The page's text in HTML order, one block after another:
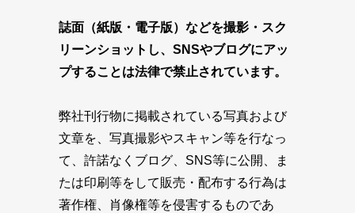
誌面（紙版・電子版）などを撮影・スク
リーンショットし、SNSやブログにアッ
プすることは法律で禁止されています。
弊社刊行物に掲載されている写真および
文章を、写真撮影やスキャン等を行なっ
て、許諾なくブログ、SNS等に公開、ま
たは印刷等をして販売・配布する行為は
著作権、肖像権等を侵害するものであ